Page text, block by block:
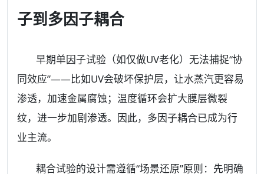
子到多因子耦合
早期单因子试验（如仅做UV老化）无法捕捉“协
同效应”——比如UV会破坏保护层，让水蒸汽更容易
渗透，加速金属腐蚀；温度循环会扩大膜层微裂
纹，进一步加剧渗透。因此，多因子耦合已成为行
业主流。
耦合试验的设计需遵循“场景还原”原则：先明确